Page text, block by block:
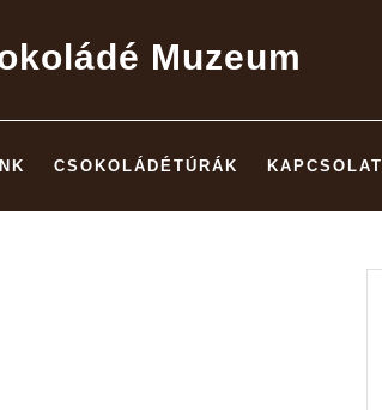
Muzeum
CSOKOLÁDÉTÚRÁK KAPCSOLAT